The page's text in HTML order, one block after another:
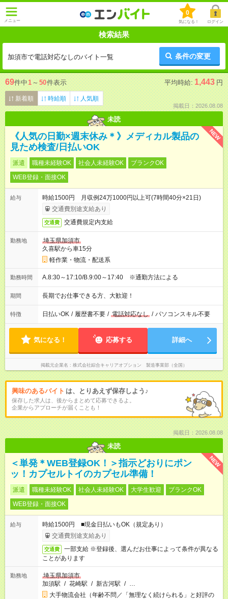
メニュー
0
気になる！ ログイン
検索結果
加須市で電話対応なしのバイト一覧 条件の変更
69件中1 ～ 50件表示 平均時給: 1,443 円
新着順 時給順 人気順
掲載日：2026.08.08
未読
NEW
《人気の日勤×週末休み＊》メディカル製品の
見ため検査/日払いOK
派遣 職種未経験OK 社会人未経験OK
ブランクOK
WEB登録・面接OK
給与
時給1500円 月収例24万1000円以上可(7時間40分×21日)
交通費別途支給あり
交通費 交通費規定内支給
勤務地
埼玉県加須市
久喜駅から車15分
軽作業・物流・配送系
勤務時間 A.8:30～17:10/B.9:00～17:40 ※通勤方法による
期間 長期でお仕事できる方、大歓迎！
特徴 日払いOK / 履歴書不要 / 電話対応なし / パソコンスキル不要
気になる！ 応募する 詳細へ
掲載元企業名 株式会社綜合キャリアオプション 製造事業部（全国）
興味のあるバイト は、とりあえず保存しよう♪
保存した求人は、後からまとめて応募できるよ。
企業からアプローチが届くことも！
掲載日：2026.08.08
未読
NEW
＜単発＊WEB登録OK！＞指示どおりにポン
ッ！カプセルトイのカプセル準備！
派遣 職種未経験OK 社会人未経験OK 大学生歓迎
ブランクOK
WEB登録・面接OK
給与
時給1500円 ■現金日払いもOK（規定あり）
交通費別途支給あり
交通費
一部支給 ※登録後、選んだお仕事によって条件が異なる
ことがあります
勤務地
埼玉県加須市
加須駅 / 花崎駅 / 新古河駅 / …
大手物流会社（年齢不問／「無理なく続けられる」と好評の